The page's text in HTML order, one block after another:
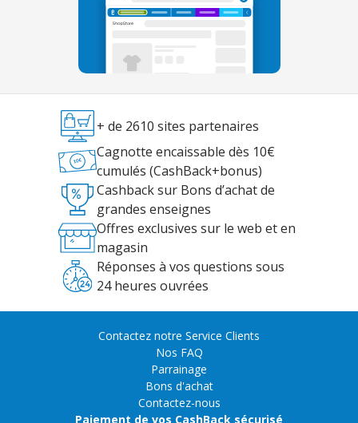
+ de 2610 sites partenaires
Cagnotte encaissable dès 10€
cumulés (CashBack+bonus)
Cashback sur Bons d’achat de
grandes enseignes
Offres exclusives sur le web et en
magasin
Réponses à vos questions sous
24 heures ouvrées
Contactez notre Service Clients
Nos FAQ
Parrainage
Bons d'achat
Contactez-nous
Paiement de vos CashBack sécurisé